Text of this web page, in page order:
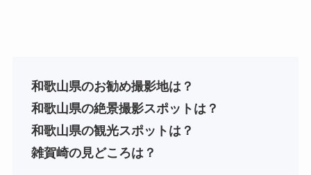
和歌山県のお勧め撮影地は？
和歌山県の絶景撮影スポットは？
和歌山県の観光スポットは？
雑賀崎の見どころは？